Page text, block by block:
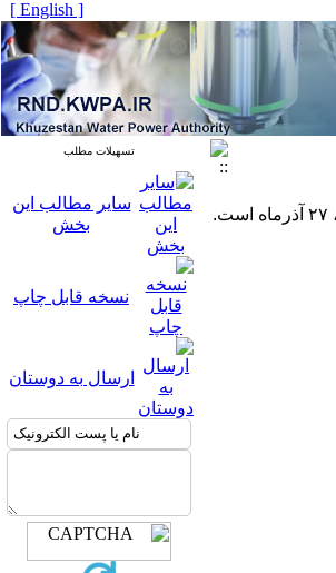
[ English ]
تسهیلات مطلب
سایر مطالب این
بخش
نسخه قابل چاپ
ارسال به دوستان